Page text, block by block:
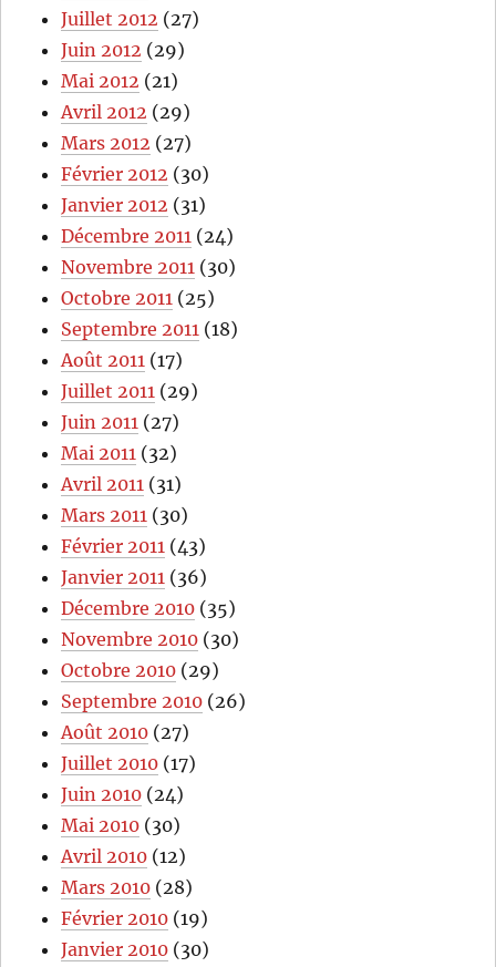
Juillet 2012 (27)
Juin 2012 (29)
Mai 2012 (21)
Avril 2012 (29)
Mars 2012 (27)
Février 2012 (30)
Janvier 2012 (31)
Décembre 2011 (24)
Novembre 2011 (30)
Octobre 2011 (25)
Septembre 2011 (18)
Août 2011 (17)
Juillet 2011 (29)
Juin 2011 (27)
Mai 2011 (32)
Avril 2011 (31)
Mars 2011 (30)
Février 2011 (43)
Janvier 2011 (36)
Décembre 2010 (35)
Novembre 2010 (30)
Octobre 2010 (29)
Septembre 2010 (26)
Août 2010 (27)
Juillet 2010 (17)
Juin 2010 (24)
Mai 2010 (30)
Avril 2010 (12)
Mars 2010 (28)
Février 2010 (19)
Janvier 2010 (30)